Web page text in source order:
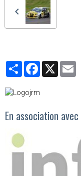
PartagerFacebook
X
En association avec